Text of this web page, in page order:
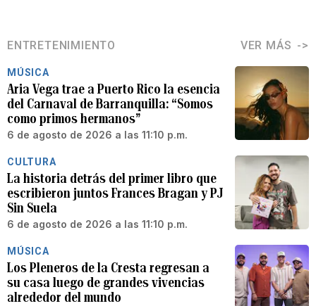
ENTRETENIMIENTO VER MÁS
MÚSICA
Aria Vega trae a Puerto Rico la esencia
del Carnaval de Barranquilla: “Somos
como primos hermanos”
6 de agosto de 2026 a las 11:10 p.m.
CULTURA
La historia detrás del primer libro que
escribieron juntos Frances Bragan y PJ
Sin Suela
6 de agosto de 2026 a las 11:10 p.m.
MÚSICA
Los Pleneros de la Cresta regresan a
su casa luego de grandes vivencias
alrededor del mundo